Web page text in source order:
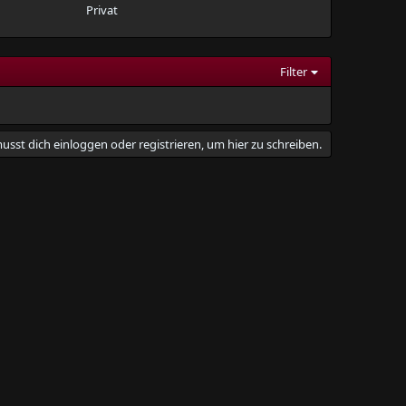
Privat
Filter
dich einloggen oder registrieren, um hier zu schreiben.